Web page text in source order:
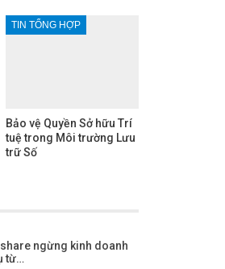
TIN TỔNG HỢP
Bảo vệ Quyền Sở hữu Trí
tuệ trong Môi trường Lưu
trữ Số
ngừng kinh doanh
từ…